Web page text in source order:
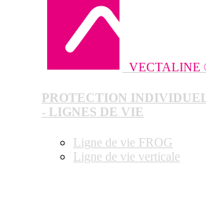
VECTALINE
PROTECTION
- LIGNES DE VIE
Ligne de vie FROG
Ligne de vie verticale